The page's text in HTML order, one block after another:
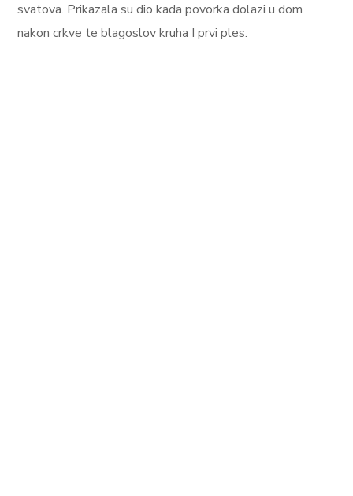
svatova. Prikazala su dio kada povorka dolazi u dom
nakon crkve te blagoslov kruha I prvi ples.